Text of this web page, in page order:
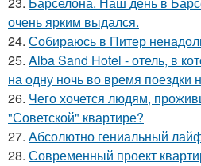
очень ярким выдался.
24. Собираюсь в Питер
25. Alba Sand Hotel - отель, в
на одну ночь во время поездки
26. Чего хочется людям,
"Советской" квартире?
27. Абсолютно гениальный
28. Современный проект